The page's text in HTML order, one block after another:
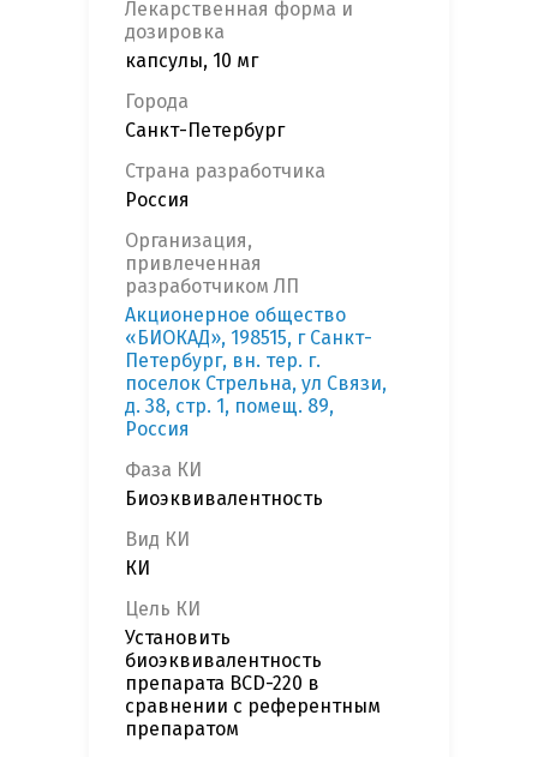
Лекарственная форма и
дозировка
капсулы, 10 мг
Города
Санкт-Петербург
Страна разработчика
Россия
Организация,
привлеченная
разработчиком ЛП
Акционерное общество
«БИОКАД», 198515, г Санкт-
Петербург, вн. тер. г.
поселок Стрельна, ул Связи,
д. 38, стр. 1, помещ. 89,
Россия
Фаза КИ
Биоэквивалентность
Вид КИ
КИ
Цель КИ
Установить
биоэквивалентность
препарата BCD-220 в
сравнении с референтным
препаратом